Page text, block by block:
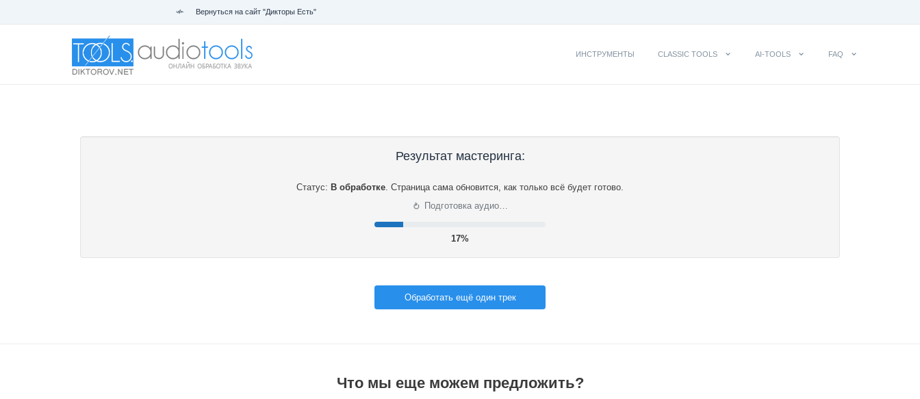
Вернуться на сайт "Дикторы Есть"
ИНСТРУМЕНТЫ CLASSIC TOOLS AI-TOOLS FAQ
Результат мастеринга:
Статус: В обработке. Страница сама обновится, как только всё будет готово.
⟳ Подготовка аудио…
17%
Обработать ещё один трек
Что мы еще можем предложить?